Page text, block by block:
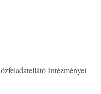
Intézményei